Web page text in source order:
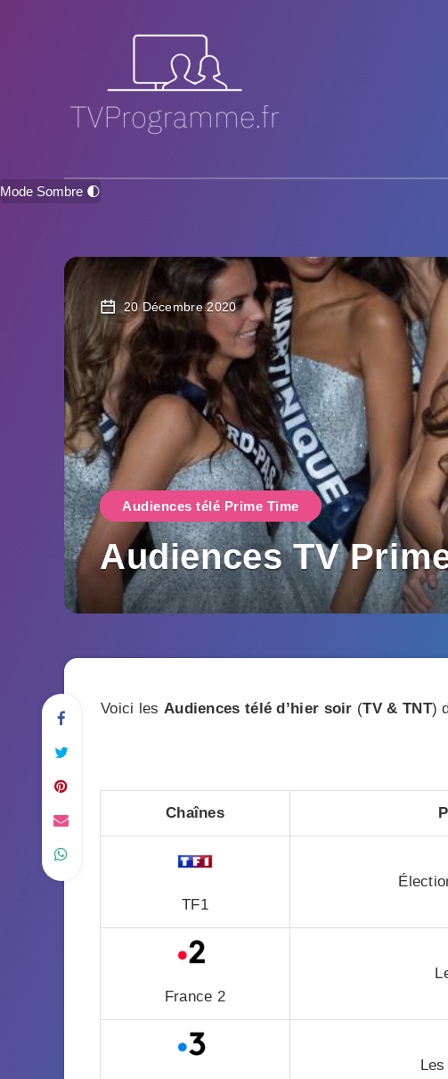
Mode Sombre 🌓
20 Décembre 2020
Audiences télé Prime Time
Audiences TV
Voici les Audiences télé d’hier soir (TV & TNT)
Chaînes
TF1
France 2